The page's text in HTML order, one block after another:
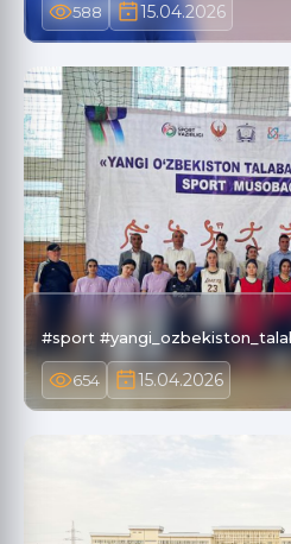
588 15.04.2026
#sport
654 15.04.2026